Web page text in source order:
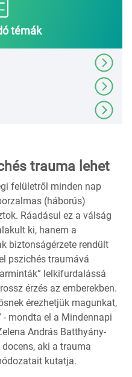
témák
trauma lehet
felületről minden nap
(háborús)
Ráadásul ez a válság
ki, hanem a
biztonságérzete rendült
pszichés traumává
lelkifurdalássá
érzés az emberekben.
érezhetjük magunkat,
mondta el a Mindennapi
András Batthyány-
aki a trauma
kutatja.